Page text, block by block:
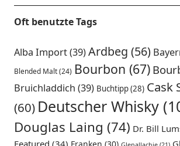
Oft benutzte Tags
Alba Import(39)Ardbeg (56)
Blended Malt(24) Bourbon (67)
Bruichladdich (39) Buchtipp(28) Cask
(60) Deutscher Whisky
Douglas Laing (74) Dr. Bill
Featured (34)